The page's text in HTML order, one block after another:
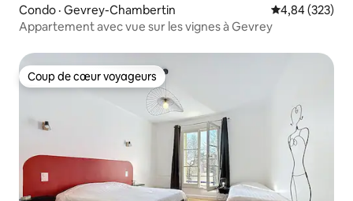
Condo · Gevrey-Chambertin Note
4,84 (323)
Appartement avec vue sur les vignes à Gevrey
Coup de cœur voyageurs
Coup de cœur voyageurs